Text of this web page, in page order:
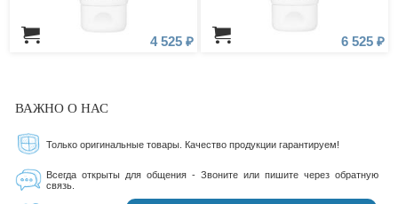
4 525 ₽ 6 525 ₽
ВАЖНО О НАС
Только оригинальные товары. Качество продукции гарантируем!
Всегда открыты для общения - Звоните или пишите через обратную
связь.